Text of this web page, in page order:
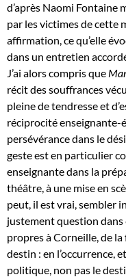
d’après Naomi Fontaine
par les victimes de cette
affirmation, ce qu’elle
dans un entretien
J’ai alors compris que
récit des souffrances
pleine de tendresse et
réciprocité enseignante-
persévérance dans le
geste est en particulier
enseignante dans la
théâtre, à une mise en
peut, il est vrai, sembler
justement question dans
propres à Corneille, de la
destin : en l’occurrence,
politique, non pas le